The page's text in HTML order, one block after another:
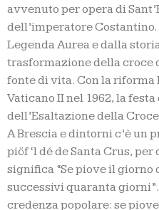
avvenuto per opera di
dell’imperatore
Legenda Aurea e dalla
trasformazione della croce
fonte di vita. Con la
Vaticano II nel 1962, la
dell’Esaltazione della
A Brescia e dintorni c’è un
piöf ‘l dé de Santa Crus,
significa “Se piove il giorno
successivi quaranta
credenza popolare: se